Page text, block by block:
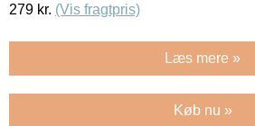
279 kr. (Vis fragtpris)
Læs mere »
Køb nu »